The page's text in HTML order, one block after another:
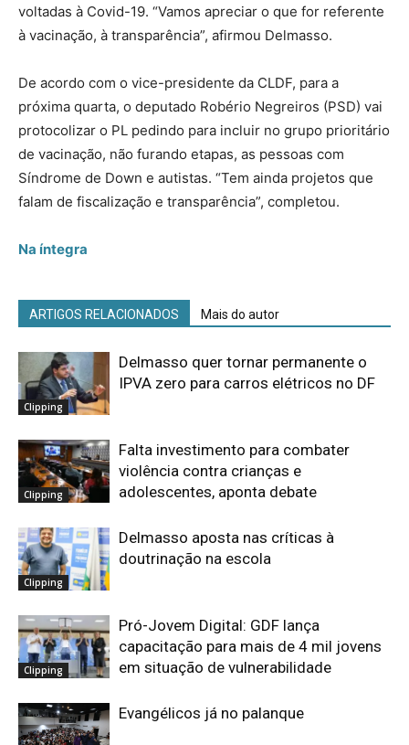
voltadas à Covid-19. “Vamos apreciar o que for referente
à vacinação, à transparência”, afirmou Delmasso.
De acordo com o vice-presidente da CLDF, para a
próxima quarta, o deputado Robério Negreiros (PSD) vai
protocolizar o PL pedindo para incluir no grupo prioritário
de vacinação, não furando etapas, as pessoas com
Síndrome de Down e autistas. “Tem ainda projetos que
falam de fiscalização e transparência”, completou.
Na íntegra
ARTIGOS RELACIONADOS Mais do autor
Clipping
Delmasso quer tornar permanente o
IPVA zero para carros elétricos no DF
Clipping
Falta investimento para combater
violência contra crianças e
adolescentes, aponta debate
Clipping
Delmasso aposta nas críticas à
doutrinação na escola
Clipping
Pró-Jovem Digital: GDF lança
capacitação para mais de 4 mil jovens
em situação de vulnerabilidade
Evangélicos já no palanque